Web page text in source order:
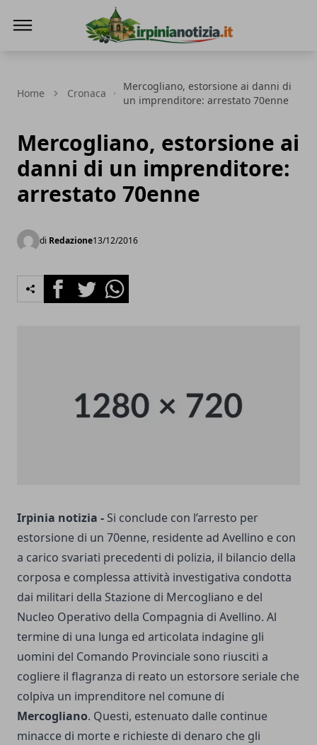
Home Cronaca
Mercogliano, estorsione ai danni di
un imprenditore: arrestato 70enne
Mercogliano, estorsione ai
danni di un imprenditore:
arrestato 70enne
di Redazione13/12/2016
FacebookTwitterWhatsapp
Irpinia notizia - Si conclude con l’arresto per
estorsione di un 70enne, residente ad Avellino e con
a carico svariati precedenti di polizia, il bilancio della
corposa e complessa attività investigativa condotta
dai militari della Stazione di Mercogliano e del
Nucleo Operativo della Compagnia di Avellino. Al
termine di una lunga ed articolata indagine gli
uomini del Comando Provinciale sono riusciti a
cogliere il flagranza di reato un estorsore seriale che
colpiva un imprenditore nel comune di
Mercogliano. Questi, estenuato dalle continue
minacce di morte e richieste di denaro che gli